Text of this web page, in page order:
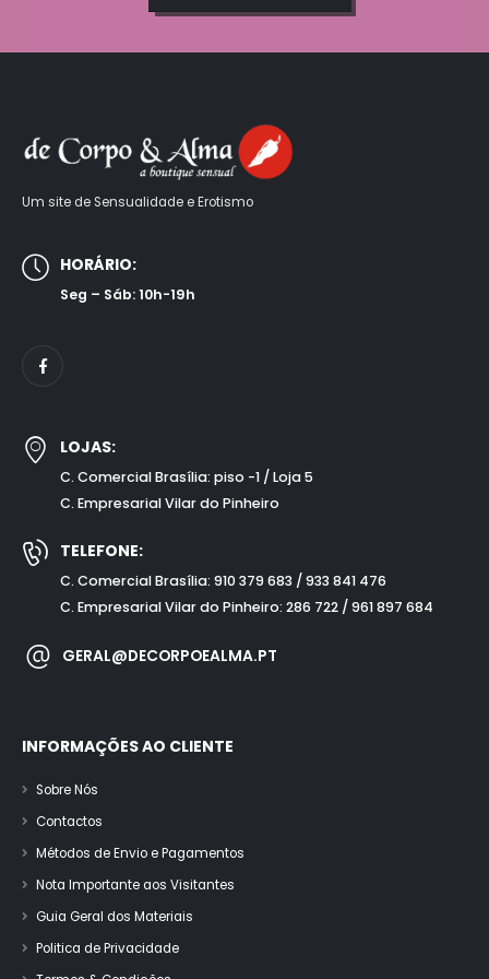
Um site de Sensualidade e Erotismo
HORÁRIO:
Seg – Sáb: 10h-19h
LOJAS:
C. Comercial Brasília: piso -1 / Loja 5
C. Empresarial Vilar do Pinheiro
TELEFONE:
C. Comercial Brasília: 910 379 683 / 933 841 476
C. Empresarial Vilar do Pinheiro: 286 722 / 961 897 684
GERAL@DECORPOEALMA.PT
INFORMAÇÕES AO CLIENTE
Sobre Nós
Contactos
Métodos de Envio e Pagamentos
Nota Importante aos Visitantes
Guia Geral dos Materiais
Politica de Privacidade